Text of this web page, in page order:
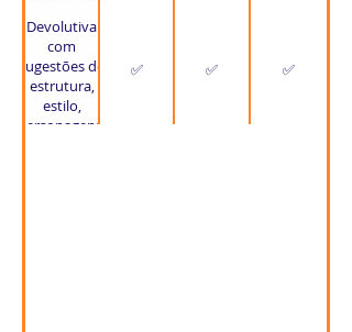
Devolutiva
com
sugestões de
estrutura,
estilo,
personagens,
✅ ✅ ✅